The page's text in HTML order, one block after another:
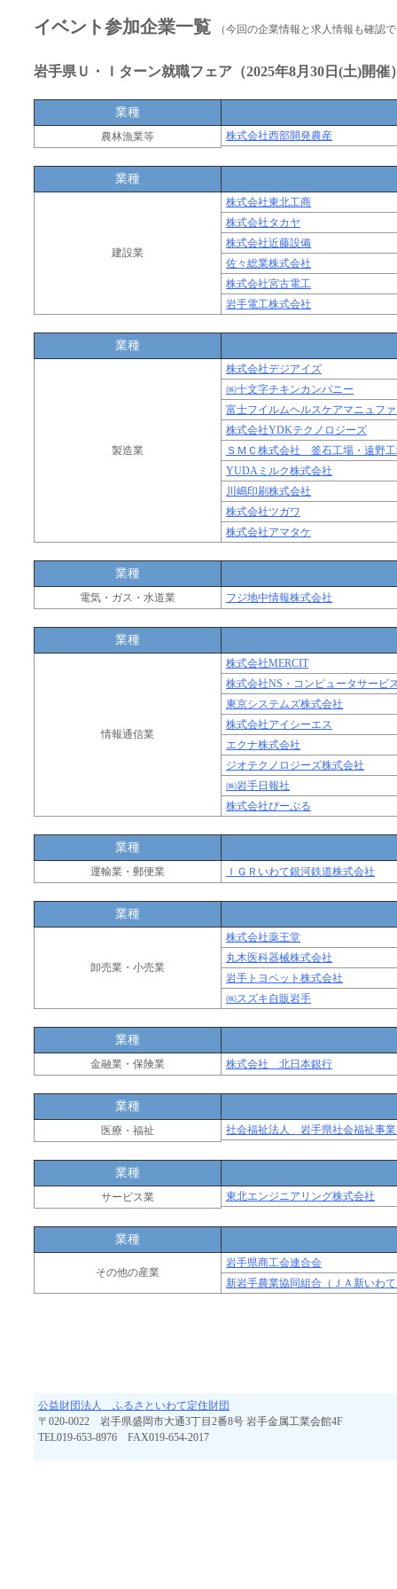
イベント参加企業一覧 （今回の企業情報と求人情報も確認
岩手県Ｕ・Ｉターン就職フェア（2025年8月30日(土)開催
業種
農林漁業等 株式会社西部開発農産
業種
建設業
株式会社東北工商
株式会社タカヤ
株式会社近藤設備
佐々総業株式会社
株式会社宮古電工
岩手電工株式会社
業種
製造業
株式会社デジアイズ
㈱十文字チキンカンパニー
富士フイルムヘルスケアマニュフ
株式会社YDKテクノロジーズ
ＳＭＣ株式会社 釜石工場・遠野
YUDAミルク株式会社
川嶋印刷株式会社
株式会社ツガワ
株式会社アマタケ
業種
電気・ガス・水道業 フジ地中情報株式会社
業種
情報通信業
株式会社MERCIT
株式会社NS・コンピュータサー
東京システムズ株式会社
株式会社アイシーエス
エクナ株式会社
ジオテクノロジーズ株式会社
㈱岩手日報社
株式会社ぴーぷる
業種
運輸業・郵便業 ＩＧＲいわて銀河鉄道株式会社
業種
卸売業・小売業
株式会社薬王堂
丸木医科器械株式会社
岩手トヨペット株式会社
㈱スズキ自販岩手
業種
金融業・保険業 株式会社 北日本銀行
業種
医療・福祉 社会福祉法人 岩手県社会福祉事
業種
サービス業 東北エンジニアリング株式会社
業種
その他の産業
岩手県商工会連合会
新岩手農業協同組合（ＪＡ新いわ
公益財団法人 ふるさといわて定住財団
〒020-0022 岩手県盛岡市大通3丁目2番8号 岩手金属工業会館4F
TEL019-653-8976 FAX019-654-2017